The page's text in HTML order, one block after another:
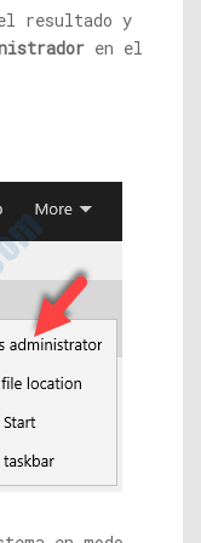
resultado y
en el